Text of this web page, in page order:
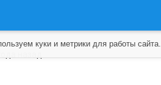
куки и метрики для работы сайта.